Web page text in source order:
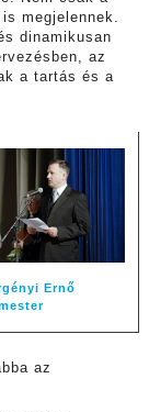
megjelennek.
dinamikusan
az
a tartás és a
Ernő
az